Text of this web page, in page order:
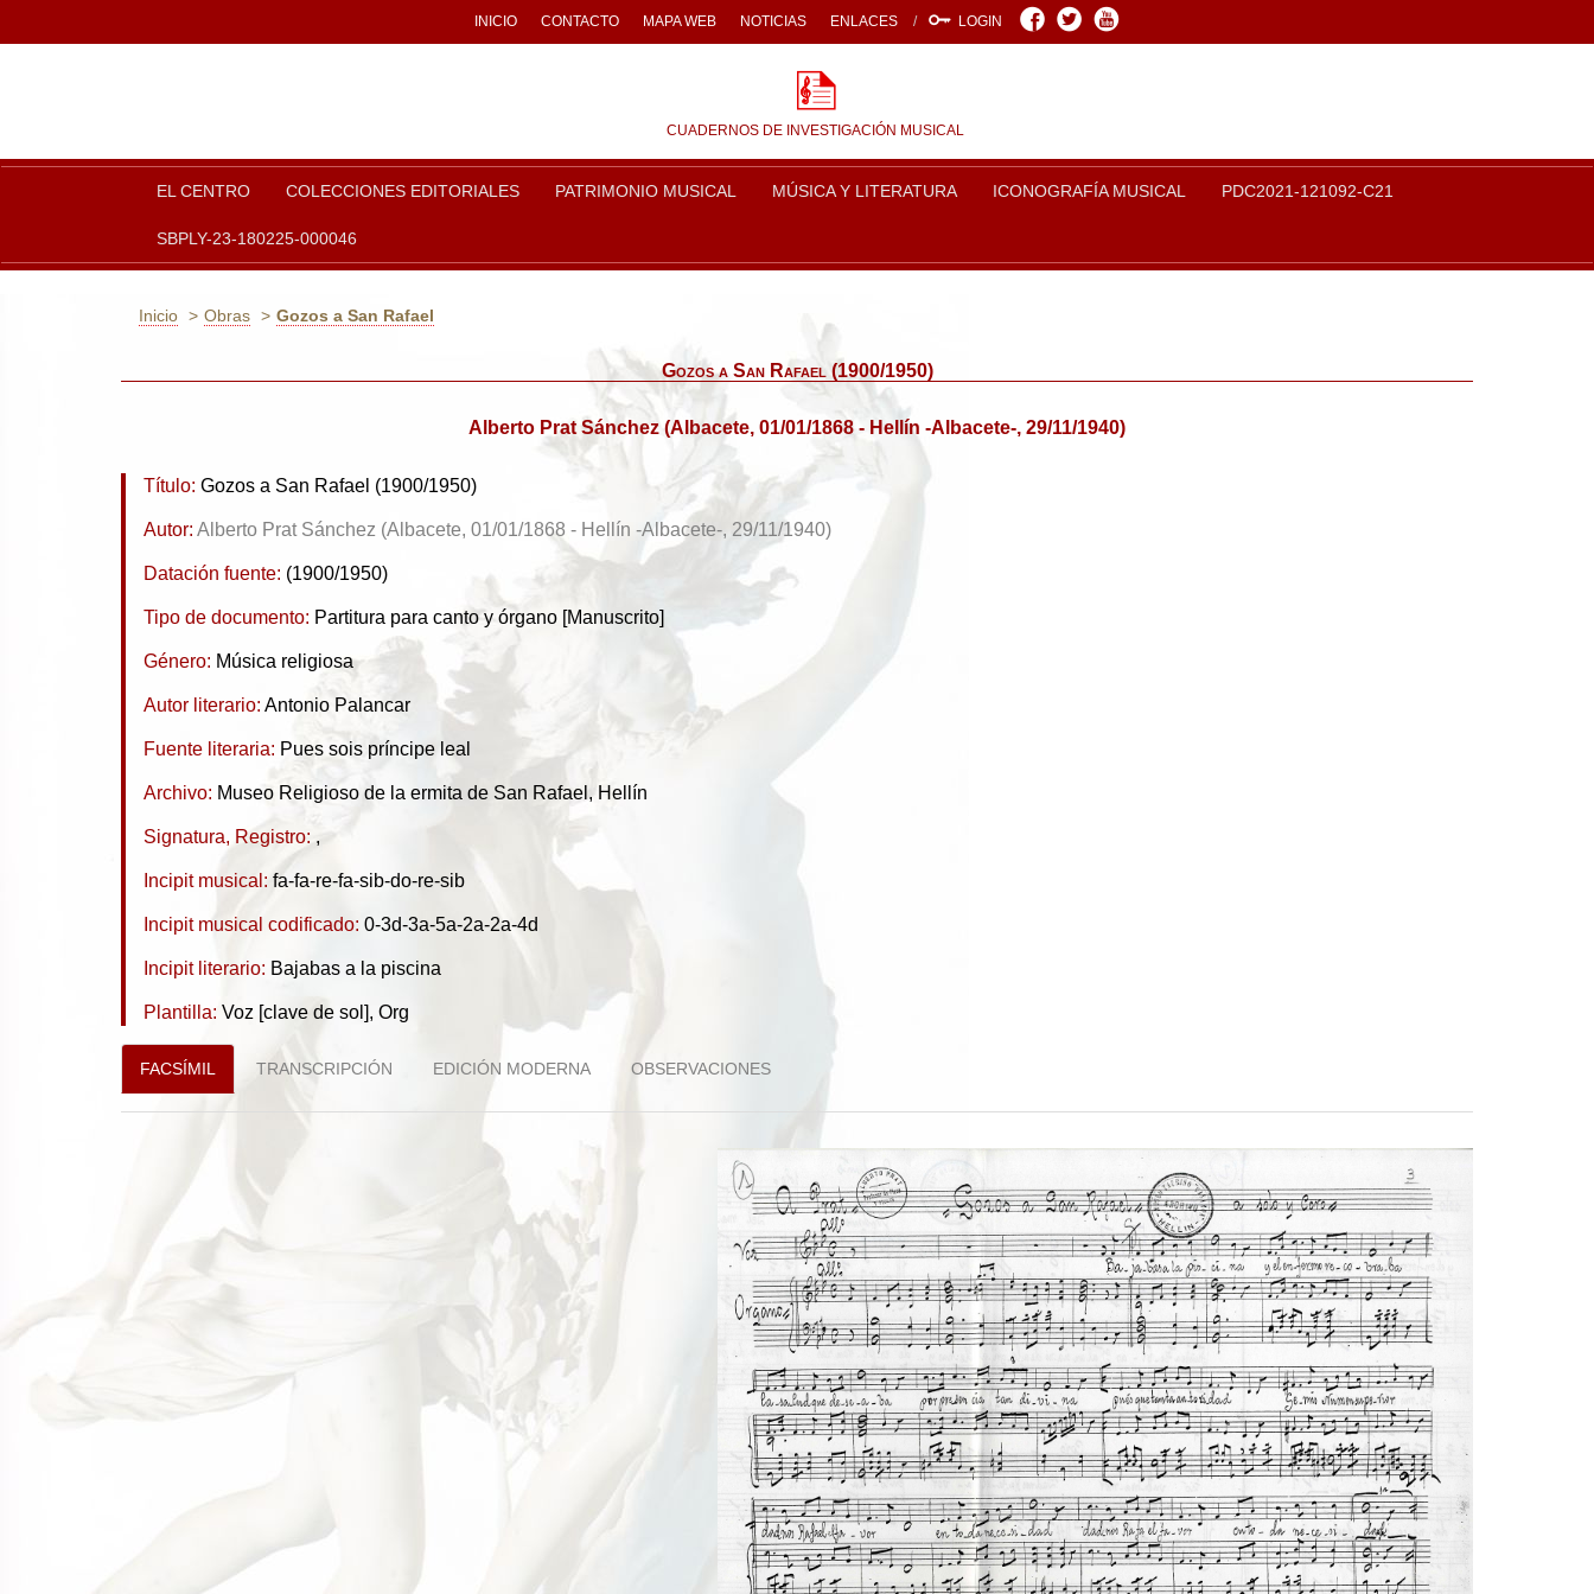
INICIO CONTACTO MAPA WEB NOTICIAS ENLACES LOGIN Facebook
TwitterYoutube
CUADERNOS DE INVESTIGACIÓN MUSICAL
EL CENTRO COLECCIONES EDITORIALES PATRIMONIO MUSICAL MÚSICA Y LITERATURA ICONOGRAFÍA MUSICAL PDC2021-121092-C21
SBPLY-23-180225-000046
Inicio Obras Gozos a San Rafael
Gozos a San Rafael (1900/1950)
Alberto Prat Sánchez (Albacete, 01/01/1868 - Hellín -Albacete-, 29/11/1940)
Título: Gozos a San Rafael (1900/1950)
Autor: Alberto Prat Sánchez (Albacete, 01/01/1868 - Hellín -Albacete-, 29/11/1940)
Datación fuente: (1900/1950)
Tipo de documento: Partitura para canto y órgano [Manuscrito]
Género: Música religiosa
Autor literario: Antonio Palancar
Fuente literaria: Pues sois príncipe leal
Archivo: Museo Religioso de la ermita de San Rafael, Hellín
Signatura, Registro: ,
Incipit musical: fa-fa-re-fa-sib-do-re-sib
Incipit musical codificado: 0-3d-3a-5a-2a-2a-4d
Incipit literario: Bajabas a la piscina
Plantilla: Voz [clave de sol], Org
FACSÍMIL TRANSCRIPCIÓN EDICIÓN MODERNA OBSERVACIONES